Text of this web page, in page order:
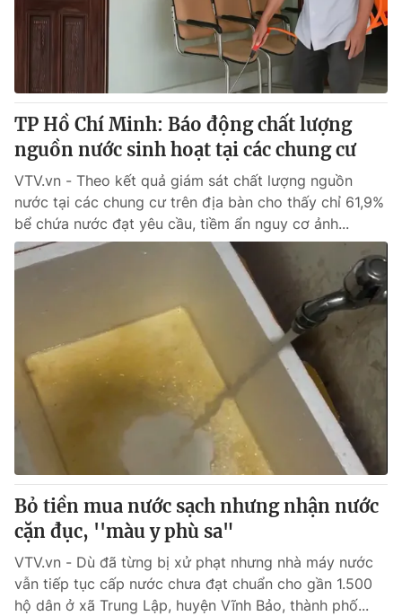
Thị trường 24h Tấm lòng Việt
Vươn mình bằng AI
VTV9 VTV8
Liên hệ tòa soạn English
THỜI BÁO VTV
Cơ quan chủ quản:
Đài Truyền hình Việt Nam
Cơ quan báo chí:
Thời báo VTV
Giấy phép hoạt động báo in và báo điện tử số 483/GP-BTTTT
cấp ngày 29/12/2023
Phó Tổng Biên tập:Nguyễn Thị Mỹ Hạnh, Phạm Quốc Thắng,
Nguyễn Trọng Ninh
Tổng đài VTV: 024.38 355 931 - 024.38 355 932
Ðiện thoại Thời báo VTV:
024.66 897 897
Email:toasoan@vtv.vn
Liên hệ quảng cáo:024-7300.7108
TP Hồ Chí Minh: Báo động chất lượng
nguồn nước sinh hoạt tại các chung cư
VTV.vn - Theo kết quả giám sát chất lượng nguồn
nước tại các chung cư trên địa bàn cho thấy chỉ 61,9%
bể chứa nước đạt yêu cầu, tiềm ẩn nguy cơ ảnh...
Bỏ tiền mua nước sạch nhưng nhận nước
cặn đục, ''màu y phù sa"
VTV.vn - Dù đã từng bị xử phạt nhưng nhà máy nước
vẫn tiếp tục cấp nước chưa đạt chuẩn cho gần 1.500
hộ dân ở xã Trung Lập, huyện Vĩnh Bảo, thành phố...